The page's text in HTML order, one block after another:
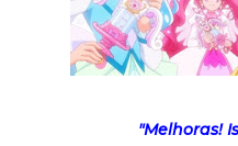
"Melhoras!